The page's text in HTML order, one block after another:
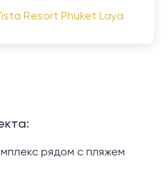
Resort Phuket Laya
рядом с пляжем